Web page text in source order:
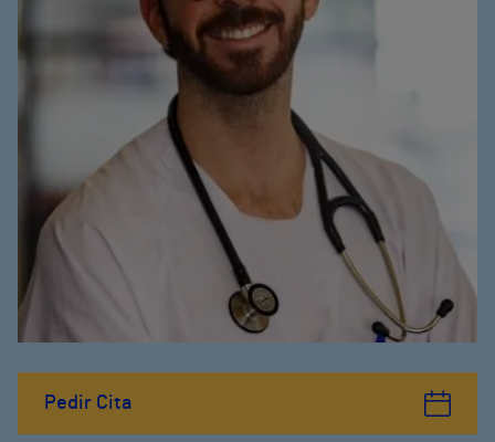
Pedir Cita